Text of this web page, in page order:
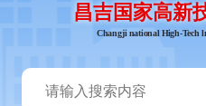
昌吉国家高新
Changji national High-Tech